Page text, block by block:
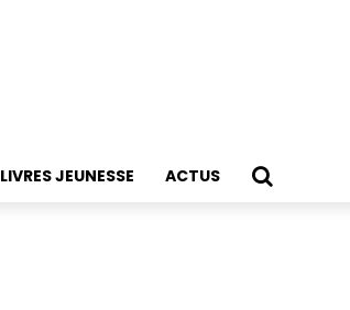
LIVRES JEUNESSE ACTUS